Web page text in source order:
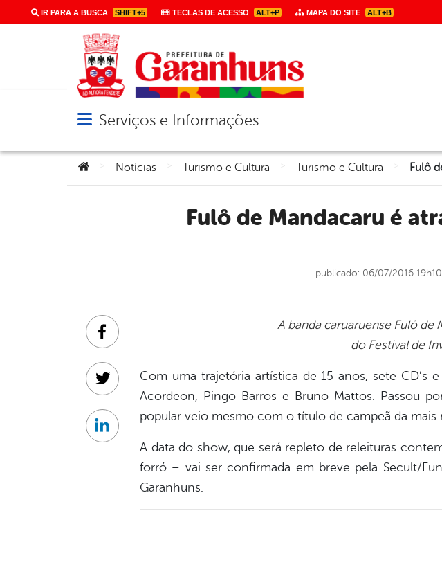
IR PARA A BUSCA SHIFT+5 TECLAS DE ACESSO ALT+P MAPA DO SITE ALT+B
Abrir menu principal de navegação
Serviços e Informações
Você está aqui:
Notícias Turismo e Cultura Turismo e Cultura
Fulô de Mandacaru é
publicado: 06/07/2016
A banda caruaruense Fulô de
do Festival de
Com uma trajetória artística de 15 anos, sete CD’s
Acordeon, Pingo Barros e Bruno Mattos. Passou
popular veio mesmo com o título de campeã da mais
A data do show, que será repleto de releituras
forró – vai ser confirmada em breve pela Secult/
Garanhuns.
Facebook
Twitter
Linkedin